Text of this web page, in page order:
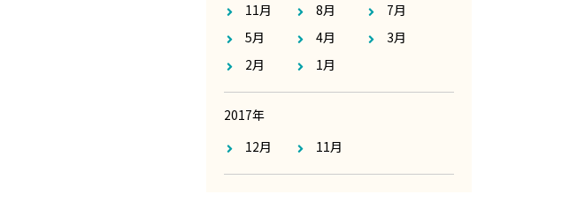
11月
8月
7月
5月
4月
3月
2月
1月
2017年
12月
11月